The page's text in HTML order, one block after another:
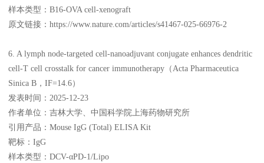
样本类型：B16-OVA cell-xenograft
原文链接：https://www.nature.com/articles/s41467-025-66976-2
6. A lymph node-targeted cell-nanoadjuvant conjugate enhances dendritic
cell-T cell crosstalk for cancer immunotherapy（Acta Pharmaceutica
Sinica B，IF=14.6）
发表时间：2025-12-23
作者单位：吉林大学、中国科学院上海药物研究所
引用产品：Mouse IgG (Total) ELISA Kit
靶标：IgG
样本类型：DCV-αPD-1/Lipo